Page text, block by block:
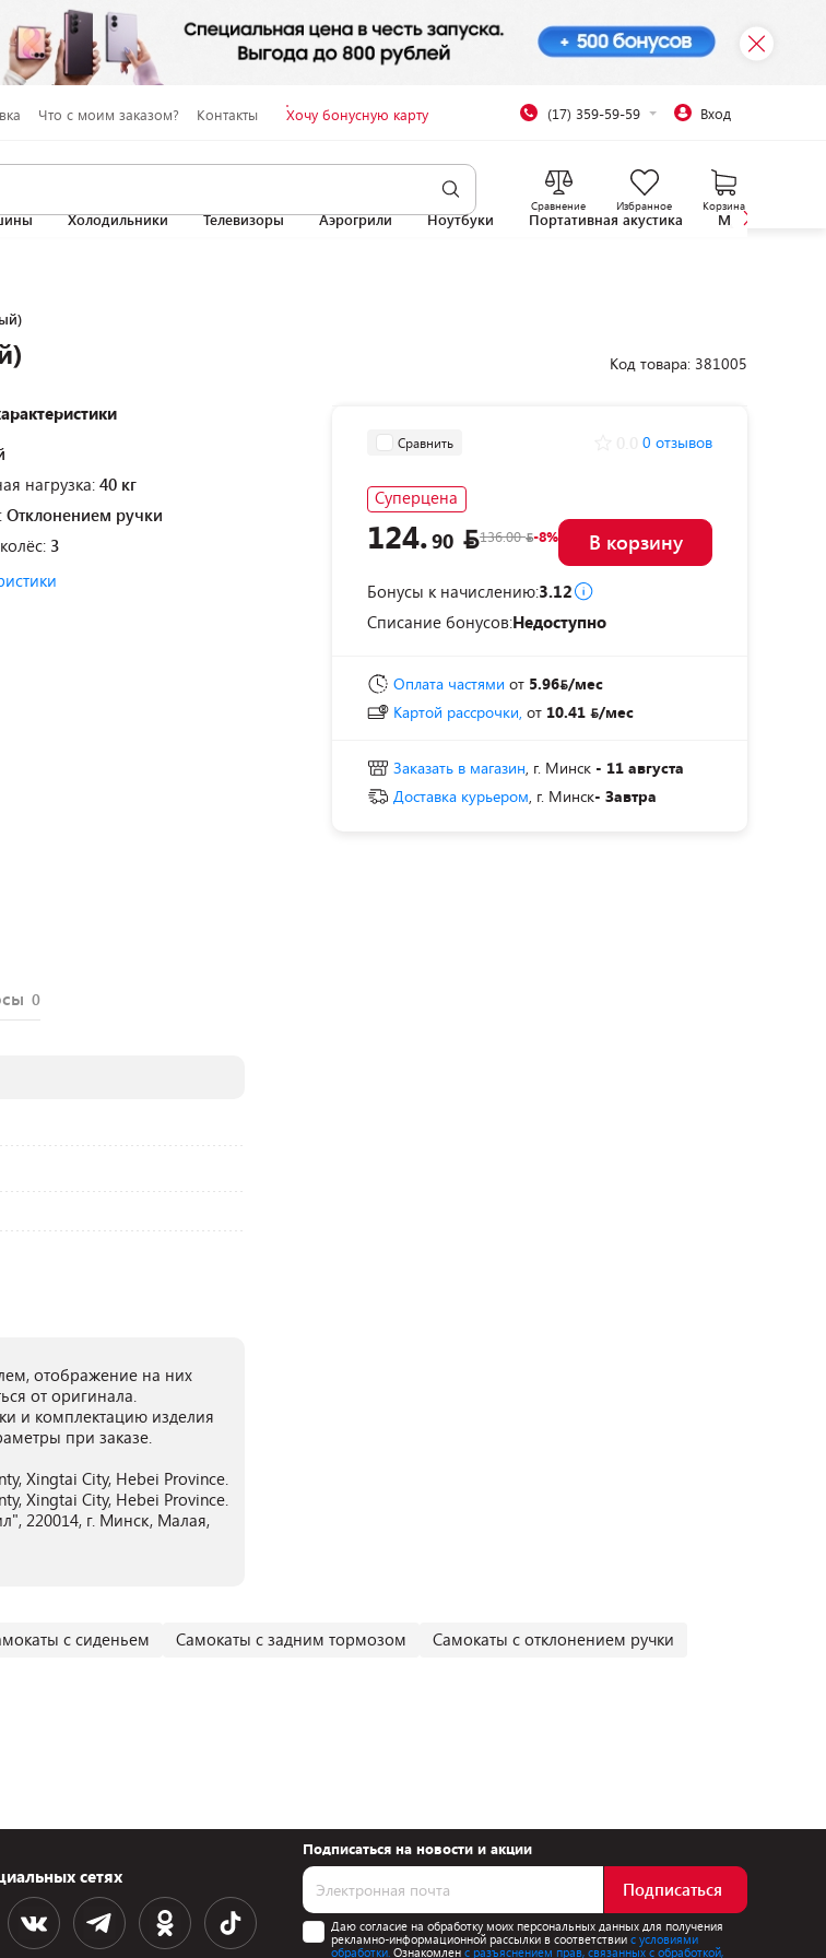
Что с моим заказом? Контакты Хочу бонусную карту (17) 359-59-59 Вход
Сравнение Избранное Корзина
Холодильники Телевизоры Аэрогрили Ноутбуки Портативная акустика
нагрузка: 40 кг
Отклонением ручки
3
Код товара: 381005
Сравнить 0 отзывов
Суперцена
124.90 136.00 -8% В корзину
Бонусы к начислению:3.12
Списание бонусов:Недоступно
Оплата частями от 5.96 /мес
Картой рассрочки, от 10.41 /мес
Заказать в магазин, г. Минск - 11 августа
Доставка курьером, г. Минск- Завтра
0
отображение на них
от оригинала.
и комплектацию изделия
при заказе.
Xingtai City, Hebei Province.
Xingtai City, Hebei Province.
220014, г. Минск, Малая,
с сиденьем Самокаты с задним тормозом
Самокаты с отклонением ручки
сетях
Подписаться на новости и акции
Подписаться
Даю согласие на обработку моих персональных данных для получения
рекламно-информационной рассылки в соответствиис условиями
обработки. Ознакомлен с разъяснением прав, связанных с обработкой,